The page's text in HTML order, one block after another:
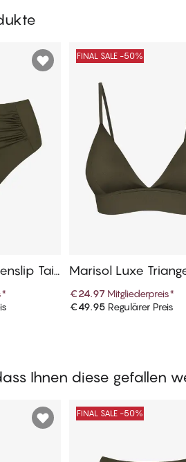
Tai
*
In den Warenkorb
FINAL SALE -50%
Marisol Luxe
€24.97 Mitgliederpreis*
€49.95 Regulärer Preis
Ihnen diese gefallen
FINAL SALE -50%